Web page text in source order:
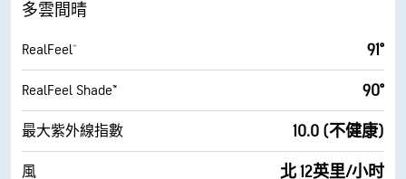
多雲間晴
RealFeel® 91°
RealFeel Shade™ 90°
最大紫外線指數 10.0 (不健康)
風 北 12英里/小时